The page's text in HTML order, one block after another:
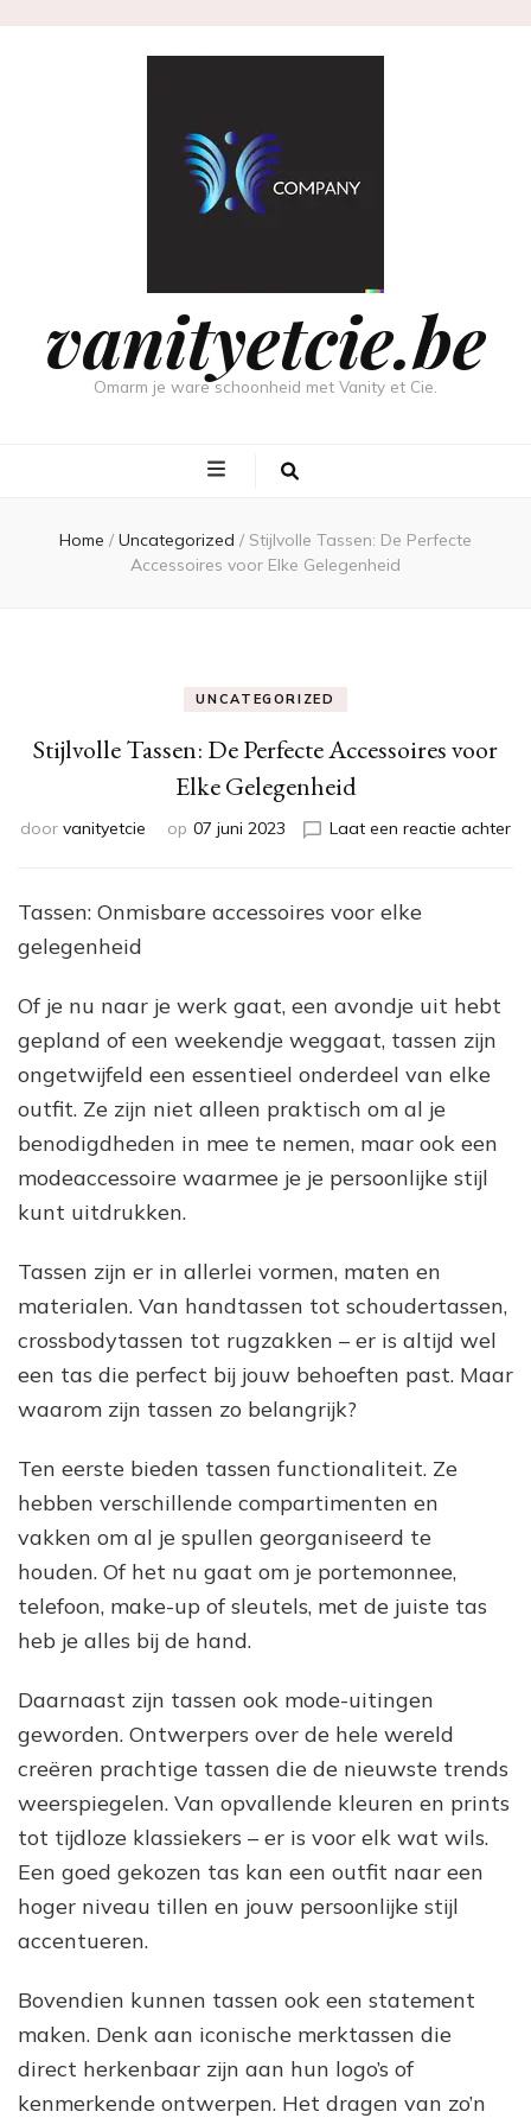
vanityetcie.be
Omarm je ware schoonheid met Vanity et Cie.
Home / Uncategorized / Stijlvolle Tassen: De Perfecte
Accessoires voor Elke Gelegenheid
UNCATEGORIZED
Stijlvolle Tassen: De Perfecte Accessoires voor
Elke Gelegenheid
door vanityetcie op 07 juni 2023 Laat een reactie achterop
Tassen: Onmisbare accessoires voor elke
gelegenheid
Of je nu naar je werk gaat, een avondje uit hebt
gepland of een weekendje weggaat, tassen zijn
ongetwijfeld een essentieel onderdeel van elke
outfit. Ze zijn niet alleen praktisch om al je
benodigdheden in mee te nemen, maar ook een
modeaccessoire waarmee je je persoonlijke stijl
kunt uitdrukken.
Tassen zijn er in allerlei vormen, maten en
materialen. Van handtassen tot schoudertassen,
crossbodytassen tot rugzakken – er is altijd wel
een tas die perfect bij jouw behoeften past. Maar
waarom zijn tassen zo belangrijk?
Ten eerste bieden tassen functionaliteit. Ze
hebben verschillende compartimenten en
vakken om al je spullen georganiseerd te
houden. Of het nu gaat om je portemonnee,
telefoon, make-up of sleutels, met de juiste tas
heb je alles bij de hand.
Daarnaast zijn tassen ook mode-uitingen
geworden. Ontwerpers over de hele wereld
creëren prachtige tassen die de nieuwste trends
weerspiegelen. Van opvallende kleuren en prints
tot tijdloze klassiekers – er is voor elk wat wils.
Een goed gekozen tas kan een outfit naar een
hoger niveau tillen en jouw persoonlijke stijl
accentueren.
Bovendien kunnen tassen ook een statement
maken. Denk aan iconische merktassen die
direct herkenbaar zijn aan hun logo’s of
kenmerkende ontwerpen. Het dragen van zo’n